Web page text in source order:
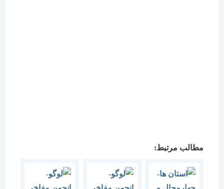
مطالب مرتبط: